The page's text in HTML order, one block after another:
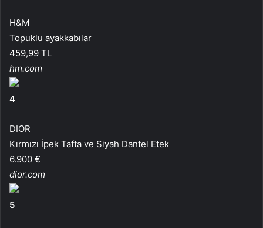
H&M
Topuklu ayakkabılar
459,99 TL
hm.com
4
DIOR
Kırmızı İpek Tafta ve Siyah Dantel Etek
6.900 €
dior.com
5